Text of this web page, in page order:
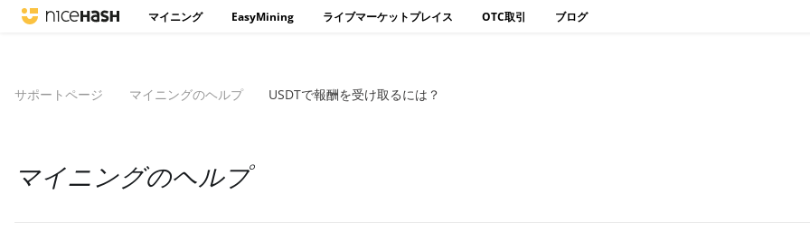
マイニング EasyMining ライブマーケットプレイス OTC取引 ブログ
サポートページ マイニングのヘルプ USDTで報酬を受け取るには？
マイニングのヘルプ